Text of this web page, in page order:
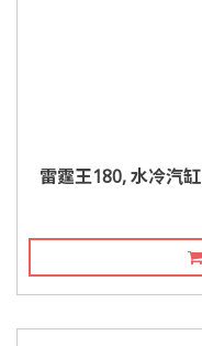
雷霆王180, 水冷汽缸